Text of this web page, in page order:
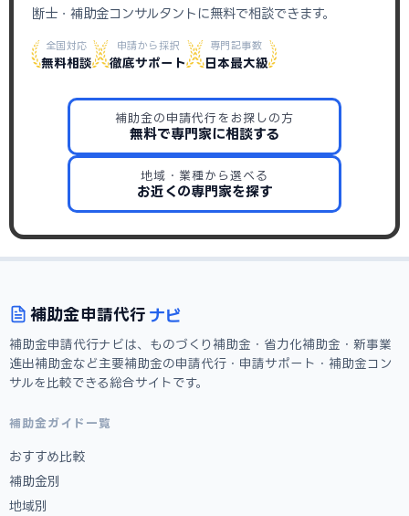
断士・補助金コンサルタントに無料で相談できます。
全国対応
無料相談
申請から採択
徹底サポート
専門記事数
日本最大級
補助金の申請代行をお探しの方
無料で専門家に相談する
地域・業種から選べる
お近くの専門家を探す
補助金申請代行 ナビ
補助金申請代行ナビは、ものづくり補助金・省力化補助金・新事業
進出補助金など主要補助金の申請代行・申請サポート・補助金コン
サルを比較できる総合サイトです。
補助金ガイド一覧
おすすめ比較
補助金別
地域別